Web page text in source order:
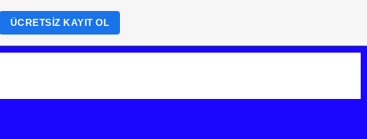
ÜCRETSIZ KAYIT OL